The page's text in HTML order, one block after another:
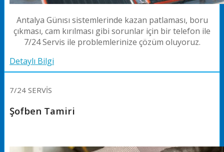
Antalya Günısı sistemlerinde kazan patlaması, boru
çıkması, cam kırılması gibi sorunlar için bir telefon ile
7/24 Servis ile problemlerinize çözüm oluyoruz.
Detaylı Bilgi
7/24 SERVİS
Şofben Tamiri